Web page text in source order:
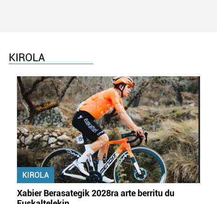
KIROLA
KIROLA
Xabier Berasategik 2028ra arte berritu du